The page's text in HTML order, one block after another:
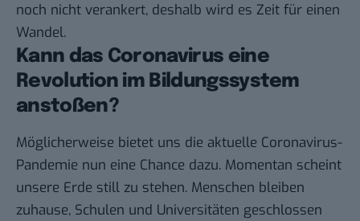
noch nicht verankert, deshalb wird es Zeit für einen
Wandel.
Kann das Coronavirus eine
Revolution im Bildungssystem
anstoßen?
Möglicherweise bietet uns die aktuelle Coronavirus-
Pandemie nun eine Chance dazu. Momentan scheint
unsere Erde still zu stehen. Menschen bleiben
zuhause, Schulen und Universitäten geschlossen